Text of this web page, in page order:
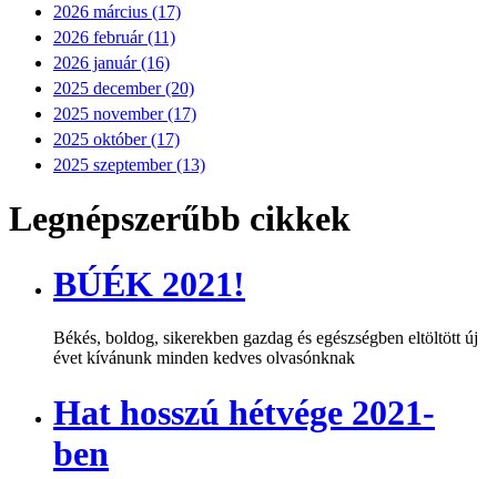
2026 március (17)
2026 február (11)
2026 január (16)
2025 december (20)
2025 november (17)
2025 október (17)
2025 szeptember (13)
Legnépszerűbb cikkek
BÚÉK 2021!
Békés, boldog, sikerekben gazdag és egészségben eltöltött új
évet kívánunk minden kedves olvasónknak
Hat hosszú hétvége 2021-
ben